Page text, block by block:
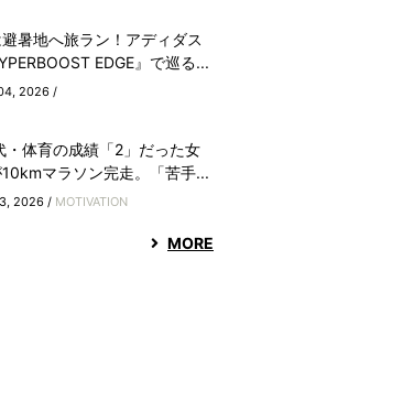
暑地へ旅ラン！アディダス
EDGE』で巡る...
2026 /
・体育の成績「2」だった女
マラソン完走。「苦手...
2026 / MOTIVATION
MORE